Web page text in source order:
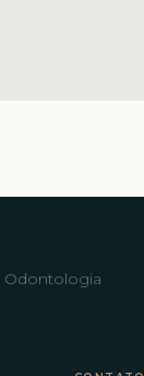
Odontologia